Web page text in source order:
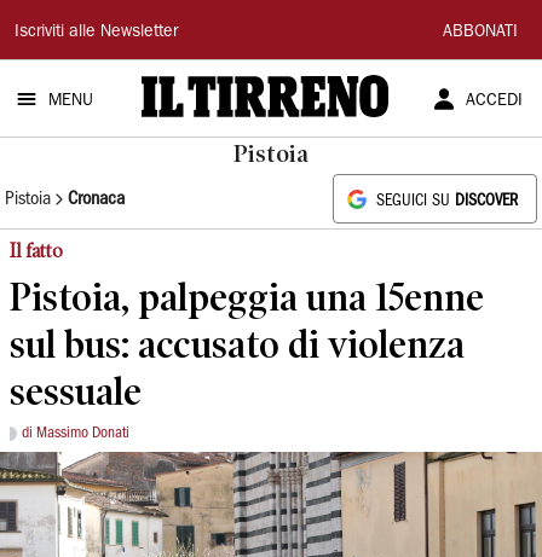
Il
Tirreno
Iscriviti alle Newsletter ABBONATI
MENU ACCEDI
Pistoia
Pistoia Cronaca SEGUICI SU DISCOVER
Il fatto
Pistoia, palpeggia una 15enne
sul bus: accusato di violenza
sessuale
di Massimo Donati